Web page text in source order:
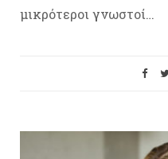
μικρότεροι γνωστοί…